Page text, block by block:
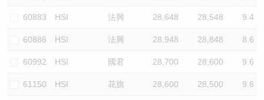
60883 HSI 法興 28,648 28,548 9.4
60886 HSI 法興 28,948 28,848 8.6
60992 HSI 國君 28,700 28,600 9.6
61150 HSI 花旗 28,600 28,500 9.6